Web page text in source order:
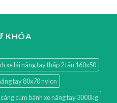
KHÓA
xe lái nâng tay thấp 2 tấn 160x50
tay 80x70 nylon
càng cùm bánh xe nâng tay 3000kg